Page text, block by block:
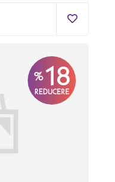
%18
REDUCERE